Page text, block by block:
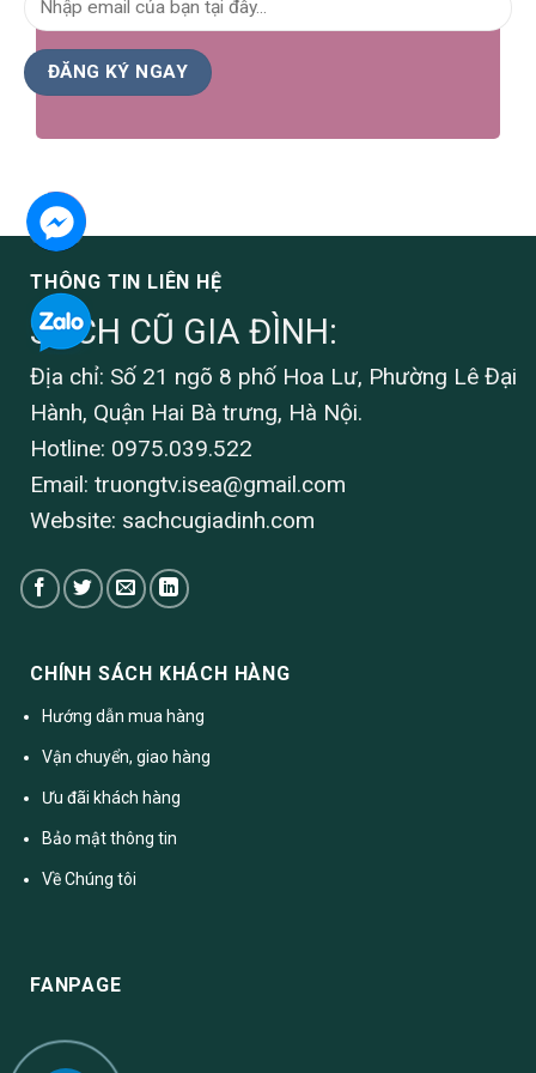
THÔNG TIN LIÊN HỆ
SÁCH CŨ GIA ĐÌNH:
Địa chỉ: Số 21 ngõ 8 phố Hoa Lư, Phường Lê Đại
Hành, Quận Hai Bà trưng, Hà Nội.
Hotline: 0975.039.522
Email: truongtv.isea@gmail.com
Website: sachcugiadinh.com
CHÍNH SÁCH KHÁCH HÀNG
Hướng dẫn mua hàng
Vận chuyển, giao hàng
Ưu đãi khách hàng
Bảo mật thông tin
Về Chúng tôi
FANPAGE